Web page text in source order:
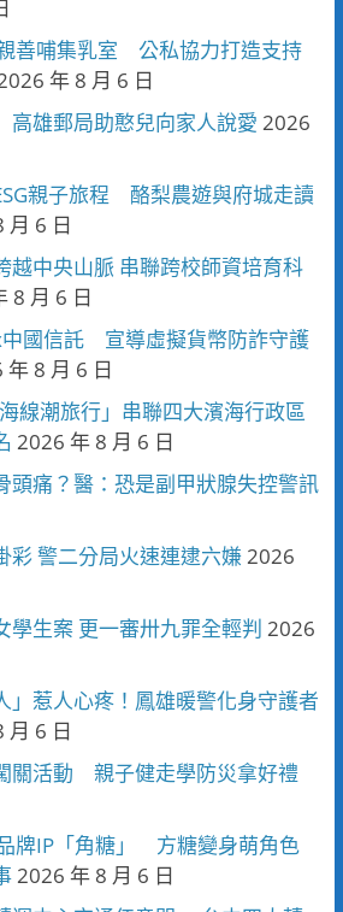
善哺集乳室 公私協力打造支持
年 8 月 6 日
雄郵局助憨兒向家人說愛 2026
親子旅程 酪梨農遊與府城走讀
月 6 日
越中央山脈 串聯跨校師資培育科
8 月 6 日
國信託 宣導虛擬貨幣防詐守護
年 8 月 6 日
線潮旅行」串聯四大濱海行政區
2026 年 8 月 6 日
頭痛？醫：恐是副甲狀腺失控警訊
彩 警二分局火速連逮六嫌 2026
學生案 更一審卅九罪全輕判 2026
」惹人心疼！鳳雄暖警化身守護者
月 6 日
關活動 親子健走學防災拿好禮
牌IP「角糖」 方糖變身萌角色
2026 年 8 月 6 日